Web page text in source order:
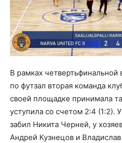
В рамках четвертьфинальной
по футзал вторая команда
своей площадке принимала
уступила со счетом 2:4 (1:2).
забил Никита Черней, у
Андрей Кузнецов и Владислав